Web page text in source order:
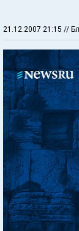
21.12.2007 21:15 //